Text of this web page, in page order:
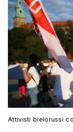
Attivisti bielorussi